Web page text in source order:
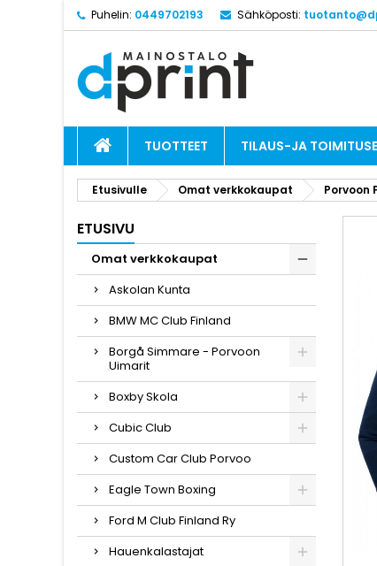
Puhelin: 0449702193 Sähköposti:
TUOTTEET TILAUS-JA
Etusivulle Omat verkkokaupat Porvoon
ETUSIVU
Omat verkkokaupat
Askolan Kunta
BMW MC Club Finland
Borgå Simmare - Porvoon
Uimarit
Boxby Skola
Cubic Club
Custom Car Club Porvoo
Eagle Town Boxing
Ford M Club Finland Ry
Hauenkalastajat